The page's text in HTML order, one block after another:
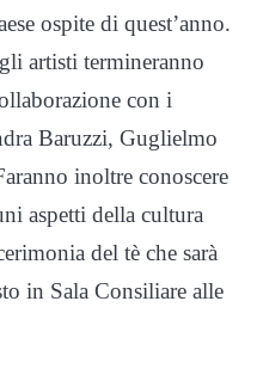
ospite di quest’anno.
artisti termineranno
con i
Baruzzi, Guglielmo
inoltre conoscere
aspetti della cultura
del tè che sarà
in Sala Consiliare alle